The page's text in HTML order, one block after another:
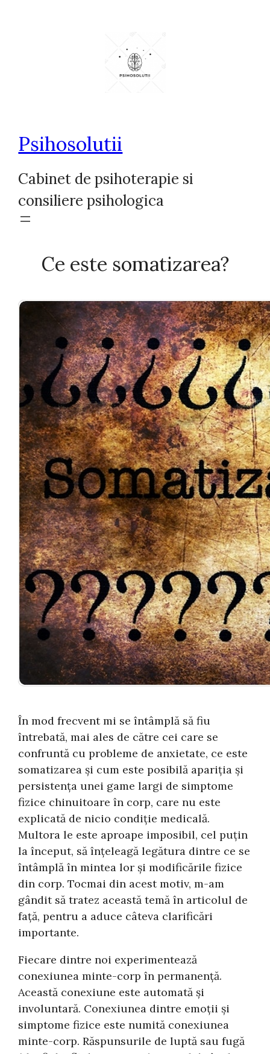
Psihosolutii
Cabinet de psihoterapie si
consiliere psihologica
Ce este somatizarea?
În mod frecvent mi se întâmplă să fiu
întrebată, mai ales de către cei care se
confruntă cu probleme de anxietate, ce este
somatizarea și cum este posibilă apariția și
persistența unei game largi de simptome
fizice chinuitoare în corp, care nu este
explicată de nicio condiție medicală.
Multora le este aproape imposibil, cel puțin
la început, să înțeleagă legătura dintre ce se
întâmplă în mintea lor și modificările fizice
din corp. Tocmai din acest motiv, m-am
gândit să tratez această temă în articolul de
față, pentru a aduce câteva clarificări
importante.
Fiecare dintre noi experimentează
conexiunea minte-corp în permanență.
Această conexiune este automată și
involuntară. Conexiunea dintre emoții și
simptome fizice este numită conexiunea
minte-corp. Răspunsurile de luptă sau fugă